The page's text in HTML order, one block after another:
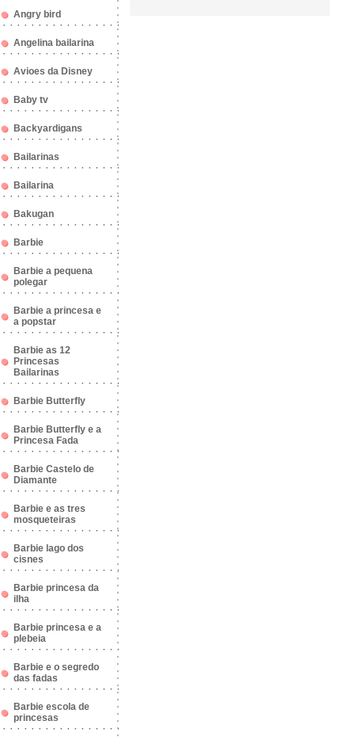
Angry bird
Angelina bailarina
Avioes da Disney
Baby tv
Backyardigans
Bailarinas
Bailarina
Bakugan
Barbie
Barbie a pequena
polegar
Barbie a princesa e
a popstar
Barbie as 12
Princesas
Bailarinas
Barbie Butterfly
Barbie Butterfly e a
Princesa Fada
Barbie Castelo de
Diamante
Barbie e as tres
mosqueteiras
Barbie lago dos
cisnes
Barbie princesa da
ilha
Barbie princesa e a
plebeia
Barbie e o segredo
das fadas
Barbie escola de
princesas